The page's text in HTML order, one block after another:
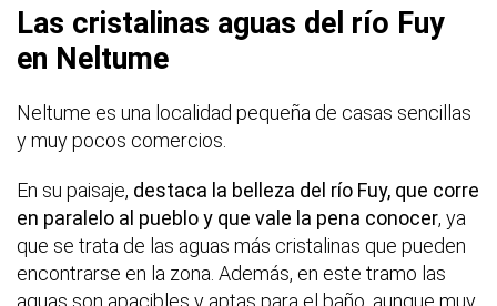
Las cristalinas aguas del río Fuy
en Neltume
Neltume es una localidad pequeña de casas sencillas
y muy pocos comercios.
En su paisaje, destaca la belleza del río Fuy, que corre
en paralelo al pueblo y que vale la pena conocer, ya
que se trata de las aguas más cristalinas que pueden
encontrarse en la zona. Además, en este tramo las
aguas son apacibles y aptas para el baño, aunque muy